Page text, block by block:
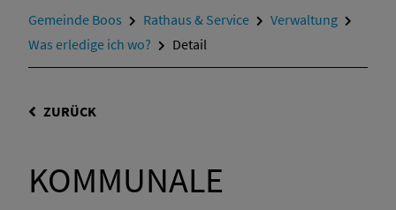
Gemeinde Boos Rathaus & Service
Verwaltung
Was erledige ich wo?
Detail
ZURÜCK
KOMMUNALE